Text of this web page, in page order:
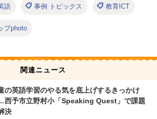
語 事例 トピックス 教育ICT
プphoto
関連ニュース
の英語学習のやる気を底上げするきっかけ
西予市立野村小「Speaking Quest」で課題
決